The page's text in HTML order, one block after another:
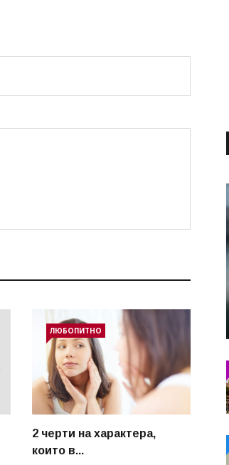
ЛЮБОПИТНО
2 черти на характера,
които в...